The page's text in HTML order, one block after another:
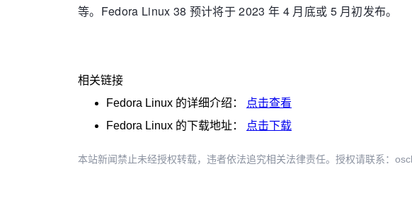
等。Fedora Linux 38 预计将于 2023 年 4 月底或 5 月初发布。
相关链接
Fedora Linux 的详细介绍：
点击查看
Fedora Linux 的下载地址： 点击下载
本站新闻禁止未经授权转载，违者依法追究相关法律责任。授权请联系：